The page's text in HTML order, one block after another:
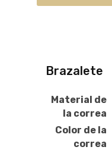
Brazalete
Material de
la correa
Color de la
correa